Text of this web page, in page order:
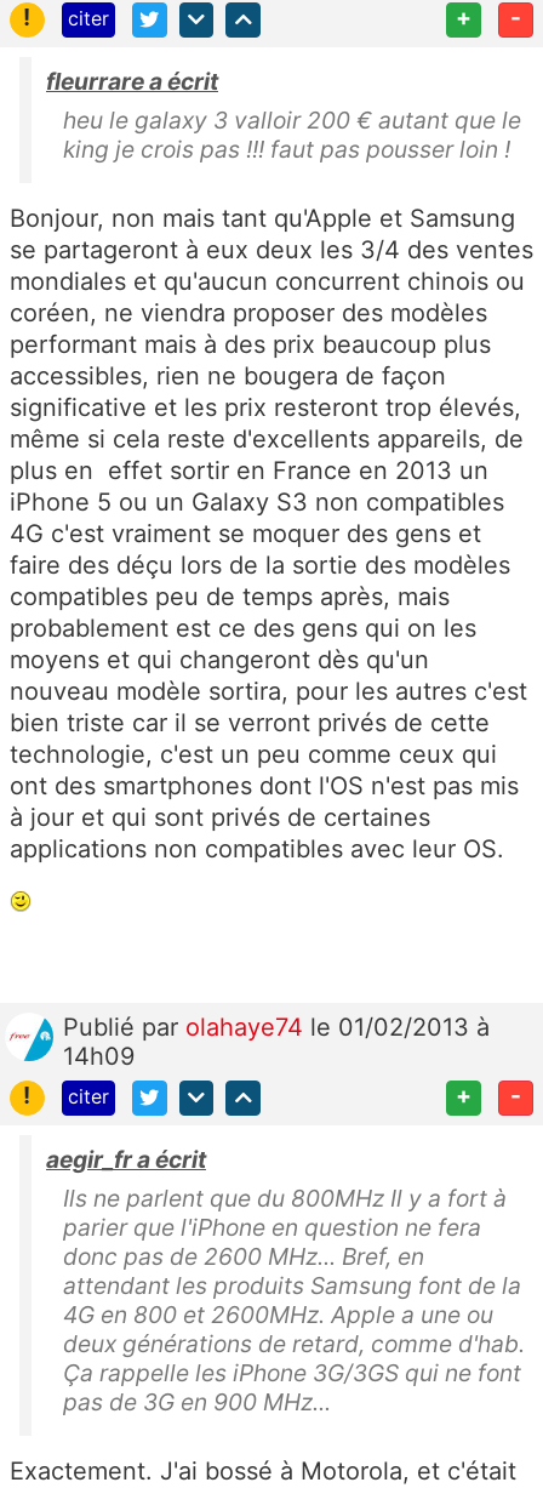
!
citer + -
fleurrare a écrit
heu le galaxy 3 valloir 200 € autant que le
king je crois pas !!! faut pas pousser loin !
Bonjour, non mais tant qu'Apple et Samsung
se partageront à eux deux les 3/4 des ventes
mondiales et qu'aucun concurrent chinois ou
coréen, ne viendra proposer des modèles
performant mais à des prix beaucoup plus
accessibles, rien ne bougera de façon
significative et les prix resteront trop élevés,
même si cela reste d'excellents appareils, de
plus en effet sortir en France en 2013 un
iPhone 5 ou un Galaxy S3 non compatibles
4G c'est vraiment se moquer des gens et
faire des déçu lors de la sortie des modèles
compatibles peu de temps après, mais
probablement est ce des gens qui on les
moyens et qui changeront dès qu'un
nouveau modèle sortira, pour les autres c'est
bien triste car il se verront privés de cette
technologie, c'est un peu comme ceux qui
ont des smartphones dont l'OS n'est pas mis
à jour et qui sont privés de certaines
applications non compatibles avec leur OS.
Publié par olahaye74 le 01/02/2013 à
14h09
!
citer + -
aegir_fr a écrit
Ils ne parlent que du 800MHz Il y a fort à
parier que l'iPhone en question ne fera
donc pas de 2600 MHz... Bref, en
attendant les produits Samsung font de la
4G en 800 et 2600MHz. Apple a une ou
deux générations de retard, comme d'hab.
Ça rappelle les iPhone 3G/3GS qui ne font
pas de 3G en 900 MHz...
Exactement. J'ai bossé à Motorola, et c'était